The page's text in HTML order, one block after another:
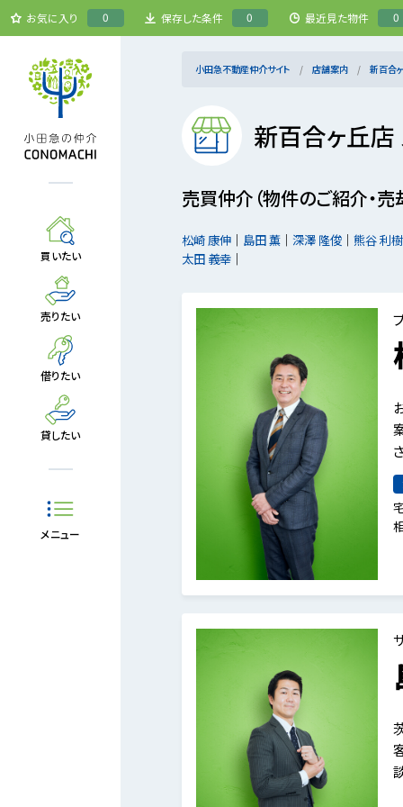
お気に入り 0 保存した条件 0 最近見た物件 0
買いたい
売りたい
借りたい
貸したい
メニュー
小田急不動産仲介サイト 店舗案内 新百合
新百合ヶ丘店
売買仲介（物件のご紹介・売
松崎 康伸 島田 薫 深澤 隆俊
熊谷 利樹
太田 義幸